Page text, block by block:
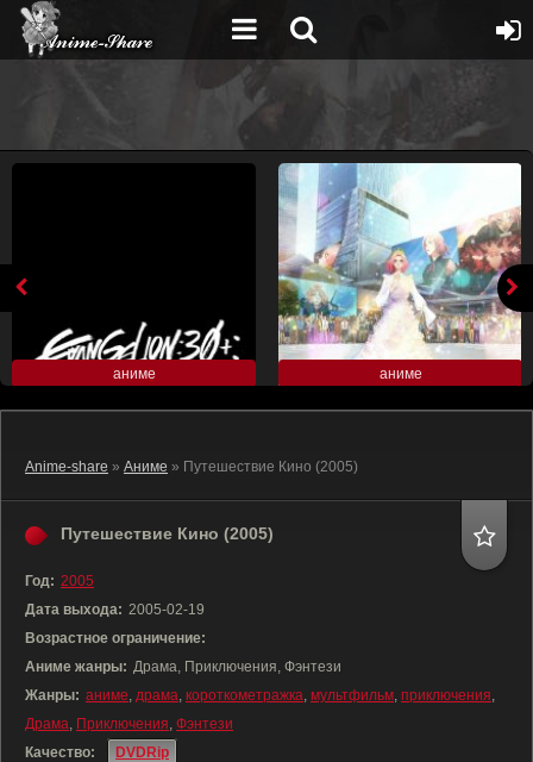
аниме аниме
Anime-share » Аниме » Путешествие Кино (2005)
Путешествие Кино (2005)
Год: 2005
Дата выхода: 2005-02-19
Возрастное ограничение:
Аниме жанры: Драма, Приключения, Фэнтези
Жанры: аниме, драма, короткометражка, мультфильм, приключения,
Драма, Приключения, Фэнтези
Качество:
DVDRip